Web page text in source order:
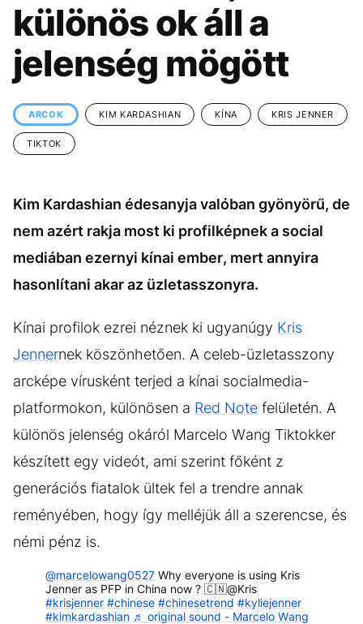
KÖZÉLET UTAZÁS
ÉLETMÓD DESIGN
BESZÉLGETÉSEK ARCOK
VIDEÓ TÖRTÉNETEK
GASZTRO
különös ok áll a
jelenség mögött
ARCOK KIM KARDASHIAN KÍNA KRIS JENNER
TIKTOK
Kim Kardashian édesanyja valóban gyönyörű, de
nem azért rakja most ki profilképnek a social
mediában ezernyi kínai ember, mert annyira
hasonlítani akar az üzletasszonyra.
Kínai profilok ezrei néznek ki ugyanúgy Kris
Jennernek köszönhetően. A celeb-üzletasszony
arcképe vírusként terjed a kínai socialmedia-
platformokon, különösen a Red Note felületén. A
különös jelenség okáról Marcelo Wang Tiktokker
készített egy videót, ami szerint főként z
generációs fiatalok ültek fel a trendre annak
reményében, hogy így melléjük áll a szerencse, és
némi pénz is.
@marcelowang0527 Why everyone is using Kris
Jenner as PFP in China now ? 🇨🇳@Kris
#krisjenner #chinese #chinesetrend #kyliejenner
#kimkardashian ♬ original sound - Marcelo Wang